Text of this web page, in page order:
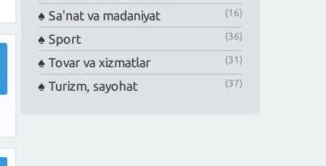
Sa'nat va madaniyat (16)
Sport (36)
Tovar va xizmatlar (31)
Turizm, sayohat (37)